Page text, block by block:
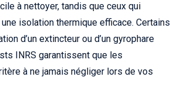
à nettoyer, tandis que ceux qui
isolation thermique efficace. Certains
d’un extincteur ou d’un gyrophare
INRS garantissent que les
à ne jamais négliger lors de vos